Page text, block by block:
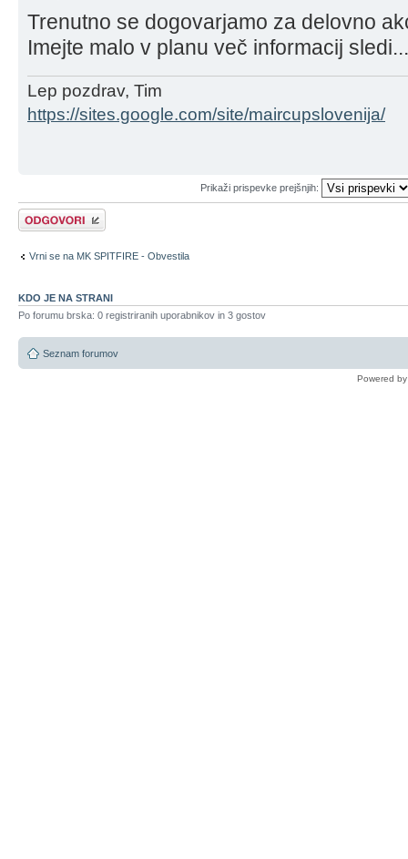
Trenutno se dogovarjamo za delovno
Imejte malo v planu več informacij sledi...
Lep pozdrav, Tim
https://sites.google.com/site/maircupslovenija/
Prikaži prispevke prejšnjih:
Napiši odgovor
Vrni se na MK SPITFIRE - Obvestila
KDO JE NA STRANI
Po forumu brska: 0 registriranih uporabnikov in 3 gostov
Seznam forumov
Powered